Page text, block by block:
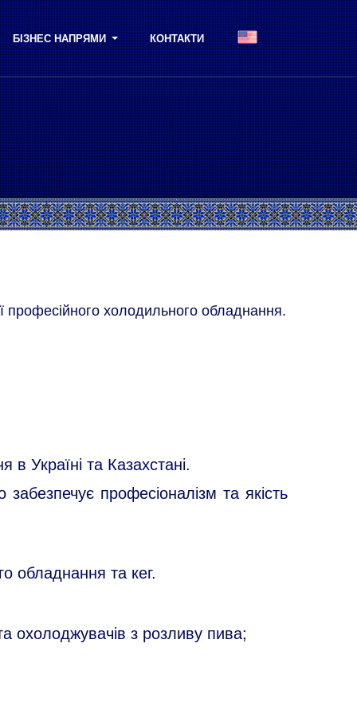
БІЗНЕС НАПРЯМИ КОНТАКТИ
професійного холодильного обладнання.
Україні та Казахстані.
професіоналізм та якість
обладнання та кег.
охолоджувачів з розливу пива;